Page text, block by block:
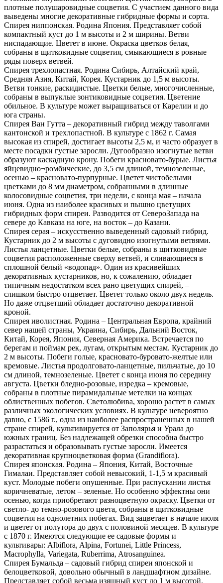
плотные полушаровидные соцветия. С участием данного вида
выведены многие декоративные гибридные формы и сорта.
Спирея ниппонская. Родина Япония. Представляет собой
компактный куст до 1 м высоты и 2 м ширины. Ветви
ниспадающие. Цветет в июне. Окраска цветков белая,
собраны в щитковидные соцветия, смыкающиеся в ровные
ряды поверх ветвей.
Спирея трехлопастная. Родина Сибирь, Алтайский край,
Средняя Азия, Китай, Корея. Кустарник до 1,5 м высоты.
Ветви тонкие, раскидистые. Цветки белые, многочисленные,
собраны в выпуклые зонтиковидные соцветия. Цветение
обильное. В культуре может выращиваться от Карелии и до
юга страны.
Спирея Ван Гутта – декоративный гибрид между таволгами
кантонской и трехлопастной. В культуре с 1862 г. Самая
высокая из спирей, достигает высоты 2,5 м, и часто образует в
месте посадки густые заросли. Дугообразно изогнутые ветви
образуют каскадную крону. Побеги красновато-бурые. Листья
яйцевидно¬ромбические, до 3,5 см длиной, темно­зеленые,
осенью – красновато-пурпурные. Цветет чисто­белыми
цветками до 8 мм диаметром, собранными в длинные
колосовидные соцветия, три недели, с конца мая – начала
июня. Одна из наиболее красивых и пышно цветущих
гибридных форм спиреи. Разводится от Северо­Запада на
севере до Кавказа на юге, на восток – до Казани.
Спирея серая – искусственно выведенный садовый гибрид.
Кустарник до 2 м высоты с дуговидно изогнутыми ветвями.
Листья ланцетные. Цветки белые, собраны в щитковидные
соцветия расположенные сверху ветвей, и сливающиеся в
сплошной белый «водопад». Один из красивейших
декоративных кустарников, но, к сожалению, обладает
типичным недостатком всех рано цветущих спирей, –
слишком быстро отцветает. Цветет только около двух недель.
Но даже отцветший обладает достаточно декоративной
кроной.
Спирея иволистная. Родина – Центральная Европа, крайний
север нашей страны, Украина, Сибирь, Дальний Восток,
Китай, Корея, Япония, Северная Америка. Встречается по
берегам и поймам рек, лугам, открытым местам. Кустарник до
2 м высоты. Побеги голые, красновато-буровато-желтые или
кремовые. Листья продолговато-ланцетные, пильчатые, до 10
см длиной, темно­зеленые. Цветет с конца июня по середину
августа. Цветки бледно-розовые, изредка – кремовые,
собраны в плотные пирамидальные метелки на концах
облиственных побегов. Светолюбива, хорошо растет в самых
различных экологических условиях. В культуре невероятно
давно, с 1586 г., одна из наиболее распространенных в нашей
стране спирей, культивируется от Заполярья и Урала до
южных границ. Без надлежащей обрезки способна быстро
разрастаться и образовывать густые заросли. Имеется
декоративная крупноцветковая форма (Grandiflora).
Спирея японская. Родина – Япония, Китай, Восточные
Гималаи. Представляет собой невысокий, 1-1,5 м красивый
куст. Молодые побеги опушенные. При распускании листья
коричневатые, летом – зеленые. Но особенно эффектны они
осенью, когда приобретают разноцветную окраску. Цветки от
светло- до темно-­розового цвета, собраны в щитковидные
соцветия на однолетних побегах. Вид зацветает в начале июля
и цветет от полутора до двух с половиной месяцев. В культуре
с 1870 г. Имеются следующие ее садовые формы и
культивары: Albiflora, Alpina, Fortunei, Little Princess,
Macrophylla, Variegata, Ruberrima, Atrosanguinea.
Спирея Бумальда – садовый гибрид спиреи японской и
белоцветковой, довольно обычный в ландшафтном дизайне.
Представляет собой весьма изящный куст до 1 м высотой.